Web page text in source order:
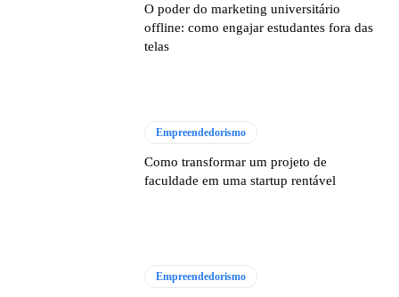
O poder do marketing universitário
offline: como engajar estudantes fora das
telas
Empreendedorismo
Como transformar um projeto de
faculdade em uma startup rentável
Empreendedorismo